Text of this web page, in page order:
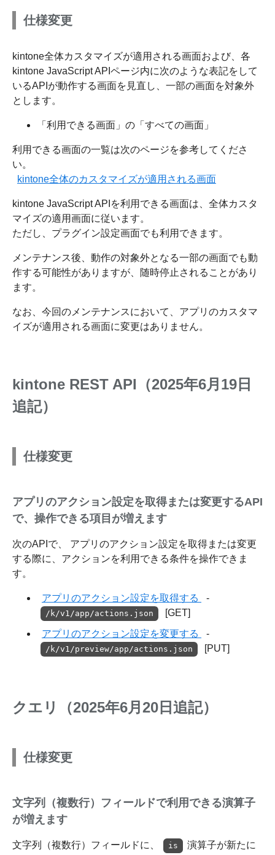
仕様変更
kintone全体カスタマイズが適用される画面および、各
kintone JavaScript APIページ内に次のような表記をして
いるAPIが動作する画面を見直し、一部の画面を対象外
とします。
「利用できる画面」の「すべての画面」
利用できる画面の一覧は次のページを参考してくださ
い。
kintone全体のカスタマイズが適用される画面
kintone JavaScript APIを利用できる画面は、全体カスタ
マイズの適用画面に従います。
ただし、プラグイン設定画面でも利用できます。
メンテナンス後、動作の対象外となる一部の画面でも動
作する可能性がありますが、随時停止されることがあり
ます。
なお、今回のメンテナンスにおいて、アプリのカスタマ
イズが適用される画面に変更はありません。
kintone REST API（2025年6月19日
追記）
仕様変更
アプリのアクション設定を取得または変更するAPI
で、操作できる項目が増えます
次のAPIで、 アプリのアクション設定を取得または変更
する際に、アクションを利用できる条件を操作できま
す。
アプリのアクション設定を取得する -
/k/v1/app/actions.json
[GET]
アプリのアクション設定を変更する
-
/k/v1/preview/app/actions.json [PUT]
クエリ（2025年6月20日追記）
仕様変更
文字列（複数行）フィールドで利用できる演算子
が増えます
文字列（複数行）フィールドに、 is
演算子が新たに